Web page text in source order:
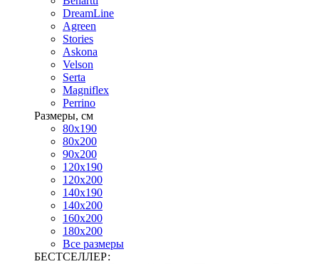
DreamLine
Agreen
Stories
Askona
Velson
Serta
Magniflex
Perrino
Размеры, см
80х190
80х200
90х200
120х190
120х200
140х190
140х200
160х200
180х200
Все размеры
БЕСТСЕЛЛЕР: